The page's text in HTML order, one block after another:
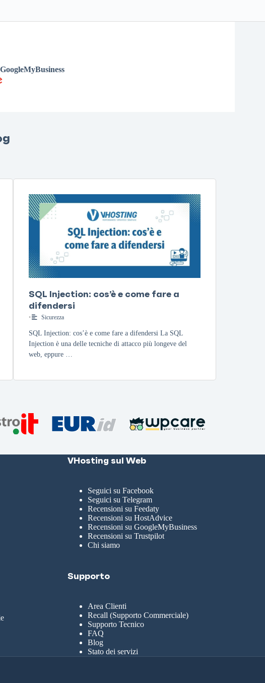
GoogleMyBusiness
SQL Injection: cos’è e come fare a
difendersi
• Sicurezza
SQL Injection: cos’è e come fare a difendersi La SQL
Injection è una delle tecniche di attacco più longeve del
web, eppure …
VHosting sul Web
Seguici su Facebook
Seguici su Telegram
Recensioni su Feedaty
Recensioni su HostAdvice
Recensioni su GoogleMyBusiness
Recensioni su Trustpilot
Chi siamo
Supporto
Area Clienti
Recall (Supporto Commerciale)
Supporto Tecnico
FAQ
Blog
Stato dei servizi